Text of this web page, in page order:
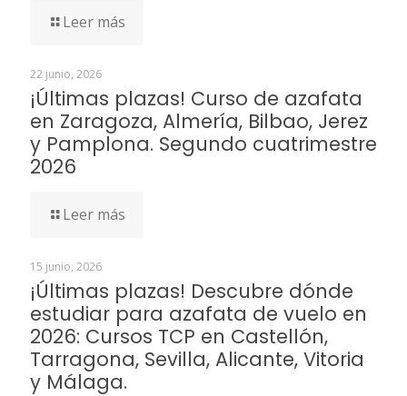
Leer más
22 junio, 2026
¡Últimas plazas! Curso de azafata
en Zaragoza, Almería, Bilbao, Jerez
y Pamplona. Segundo cuatrimestre
2026
Leer más
15 junio, 2026
¡Últimas plazas! Descubre dónde
estudiar para azafata de vuelo en
2026: Cursos TCP en Castellón,
Tarragona, Sevilla, Alicante, Vitoria
y Málaga.